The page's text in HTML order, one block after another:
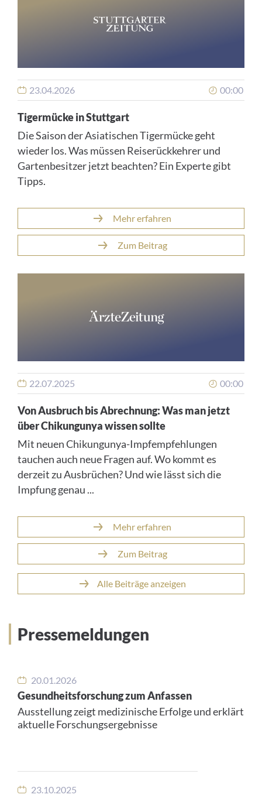
23.04.2026 00:00
Tigermücke in Stuttgart
Die Saison der Asiatischen Tigermücke geht
wieder los. Was müssen Reiserückkehrer und
Gartenbesitzer jetzt beachten? Ein Experte gibt
Tipps.
Mehr erfahren
Zum Beitrag
22.07.2025 00:00
Von Ausbruch bis Abrechnung: Was man jetzt
über Chikungunya wissen sollte
Mit neuen Chikungunya-Impfempfehlungen
tauchen auch neue Fragen auf. Wo kommt es
derzeit zu Ausbrüchen? Und wie lässt sich die
Impfung genau ...
Mehr erfahren
Zum Beitrag
Alle Beiträge anzeigen
Pressemeldungen
20.01.2026
Gesundheitsforschung zum Anfassen
Ausstellung zeigt medizinische Erfolge und erklärt
aktuelle Forschungsergebnisse
23.10.2025